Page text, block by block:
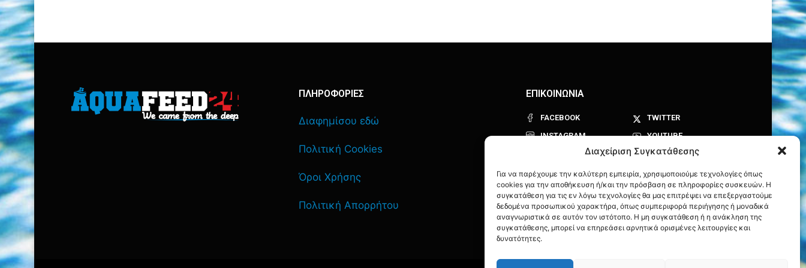
Διαχείριση Συγκατάθεσης
Για να παρέχουμε την καλύτερη εμπειρία, χρησιμοποιούμε τεχνολογίες όπως
cookies για την αποθήκευση ή/και την πρόσβαση σε πληροφορίες συσκευών. Η
συγκατάθεση για τις εν λόγω τεχνολογίες θα μας επιτρέψει να επεξεργαστούμε
δεδομένα προσωπικού χαρακτήρα, όπως συμπεριφορά περιήγησης ή μοναδικά
αναγνωριστικά σε αυτόν τον ιστότοπο. Η μη συγκατάθεση ή η ανάκληση της
συγκατάθεσης, μπορεί να επηρεάσει αρνητικά ορισμένες λειτουργίες και
δυνατότητες.
ΠΛΗΡΟΦΟΡΙΕΣ
Διαφημίσου εδώ
Πολιτική Cookies
Όροι Χρήσης
Πολιτική Απορρήτου
ΕΠΙΚΟΙΝΩΝΙΑ
FACEBOOK
TWITTER
INSTAGRAM
YOUTUBE